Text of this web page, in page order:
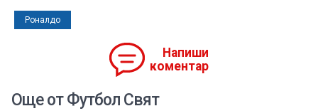
Роналдо
Напиши
коментар
Още от Футбол Свят